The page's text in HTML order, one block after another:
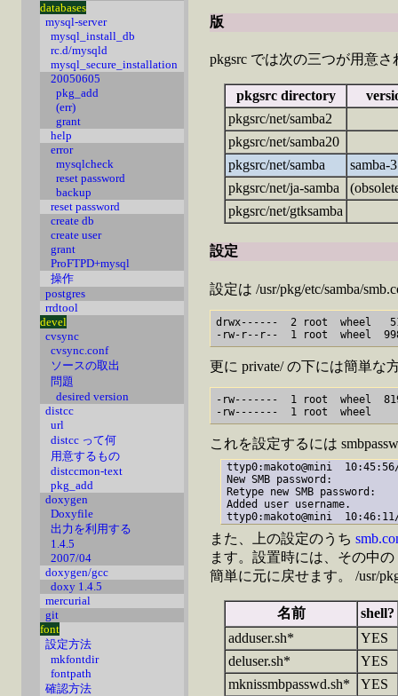
databases
mysql-server
mysql_install_db
rc.d/mysqld
mysql_secure_installation
20050605
pkg_add
(err)
grant
help
error
mysqlcheck
reset password
backup
reset password
create db
create user
grant
ProFTPD+mysql
操作
postgres
rrdtool
devel
cvsync
cvsync.conf
ソースの取出
問題
desired version
distcc
url
distcc って何
用意するもの
distccmon-text
pkg_add
doxygen
Doxyfile
出力を利用する
1.4.5
2007/04
doxygen/gcc
doxy 1.4.5
mercurial
git
font
設定方法
mkfontdir
fontpath
確認方法
版
pkgsrc では次の三つが用意さ
pkgsrc directory
pkgsrc/net/samba2
pkgsrc/net/samba20
pkgsrc/net/samba
samba-
pkgsrc/net/ja-samba
pkgsrc/net/gtksamba
設定
設定は /usr/pkg/etc/samba/
drwx------  2 root  wheel
-rw-r--r--  1 root  wheel
更に private/ の下には簡単な
-rw-------  1 root  wheel
これを設定するには
ttyp0:makoto@mini
New SMB password:
Retype new SMB password:
Added user username.
また、上の設定のうち
ます。設置時には、その中
簡単に元に戻せます。 /usr/
名前
shell?
adduser.sh*
YES
deluser.sh*
YES
mknissmbpasswd.sh*
YES